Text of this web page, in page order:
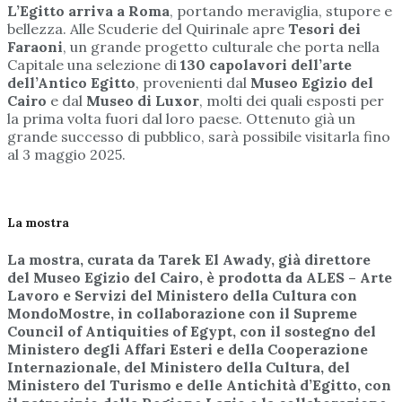
L’Egitto arriva a Roma, portando meraviglia, stupore e
bellezza. Alle Scuderie del Quirinale apre Tesori dei
Faraoni, un grande progetto culturale che porta nella
Capitale una selezione di 130 capolavori dell’arte
dell’Antico Egitto, provenienti dal Museo Egizio del
Cairo e dal Museo di Luxor, molti dei quali esposti per
la prima volta fuori dal loro paese. Ottenuto già un
grande successo di pubblico, sarà possibile visitarla fino
al 3 maggio 2025.
La mostra
La mostra, curata da Tarek El Awady, già direttore
del Museo Egizio del Cairo, è prodotta da ALES – Arte
Lavoro e Servizi del Ministero della Cultura con
MondoMostre, in collaborazione con il Supreme
Council of Antiquities of Egypt, con il sostegno del
Ministero degli Affari Esteri e della Cooperazione
Internazionale, del Ministero della Cultura, del
Ministero del Turismo e delle Antichità d’Egitto, con